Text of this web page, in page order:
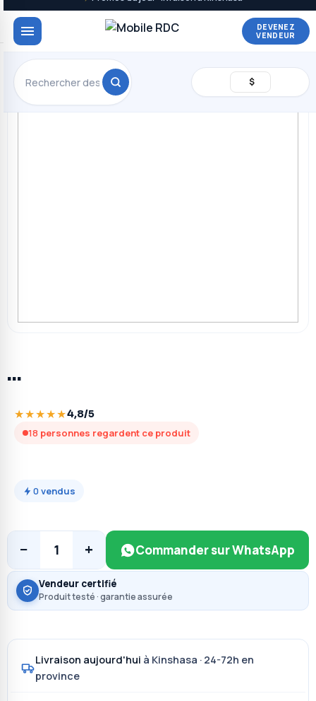
DEVENEZ
VENDEUR
$
…
★★★★★4,8/5
18 personnes regardent ce produit
0vendus
− 1 + Commander sur WhatsApp
Vendeur certifié
Produit testé · garantie assurée
Livraison aujourd'hui à Kinshasa · 24-72h en
province